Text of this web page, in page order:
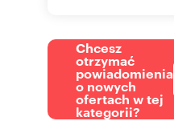
Chcesz
otrzymać
powiadomienia
o nowych
ofertach w tej
kategorii?